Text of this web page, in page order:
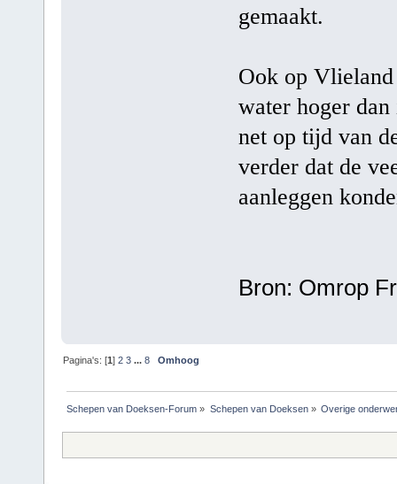
gemaakt.
Ook op
water hoger
net op tijd van
verder dat de
aanleggen
Bron: Omrop
Pagina's: [1]2 3 ...8 Omhoog
Schepen van Doeksen-Forum » Schepen van Doeksen» Overige